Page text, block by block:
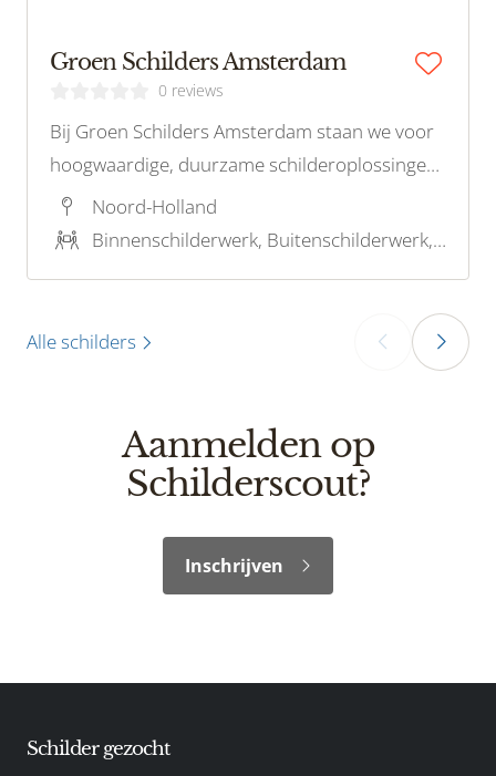
Groen Schilders Amsterdam
0 reviews
Bij Groen Schilders Amsterdam staan we voor
hoogwaardige, duurzame schilderoplossingen
die zowel uw woning als het milieu ten goede
komen. Met een focus op milieuvriendelijke
Noord-Holland
Binnenschilderwerk, Buitenschilderwerk, Stucwerk, Restauratieschilderwerk, Houtrotreparatie
Alle schilders ‹ ›
Aanmelden op
Schilderscout?
Inschrijven
Schilder gezocht